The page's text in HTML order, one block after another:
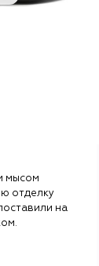
мысом
отделку
на